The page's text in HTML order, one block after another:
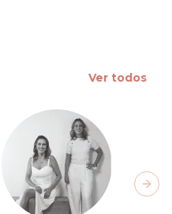
Ver todos